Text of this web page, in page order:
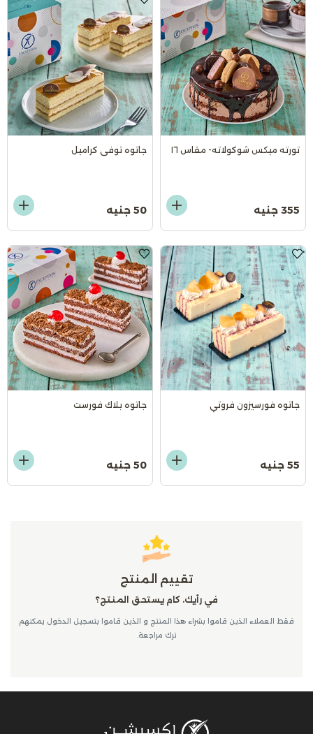
تورته ميكس شوكولاته- مقاس ١٦
355 جنيه
جاتوه توفى كراميل
50 جنيه
جاتوه فورسيزون فروتي
55 جنيه
جاتوه بلاك فورست
50 جنيه
تقييم المنتج
في رأيك، كام يستحق المنتج؟
فقط العملاء الذين قاموا بشراء هذا المنتج و الذين قاموا بتسجيل الدخول يمكنهم
ترك مراجعة.